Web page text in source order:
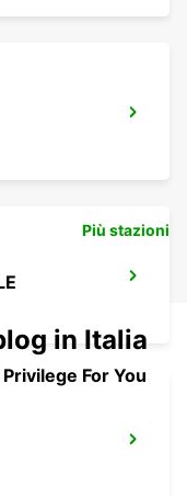
Più stazioni
in Italia
For You